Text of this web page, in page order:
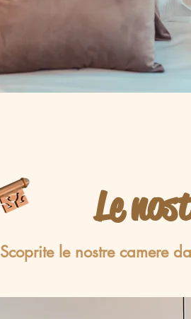
Scoprite le nostre camere
Le